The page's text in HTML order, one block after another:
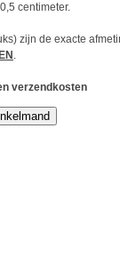
centimeter.
zijn de exacte
.
verzendkosten